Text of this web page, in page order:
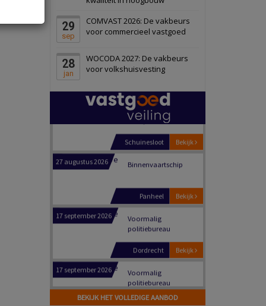
29
sep
COMVAST 2026: De vakbeurs
voor commercieel vastgoed
28
jan
WOCODA 2027: De vakbeurs
voor volkshuisvesting
Schiedam
22 september 2026 Attractiepark
Bekijk
Oranje
28 september 2026
bedrijventerrein
Schuinesloot
Binnenvaartschip
Bekijk
Panheel
Voormalig
politiebureau
Dordrecht
Voormalig
politiebureau
Hilversum
17 september 2026
Voormalig
BEKIJK HET VOLLEDIGE AANBOD